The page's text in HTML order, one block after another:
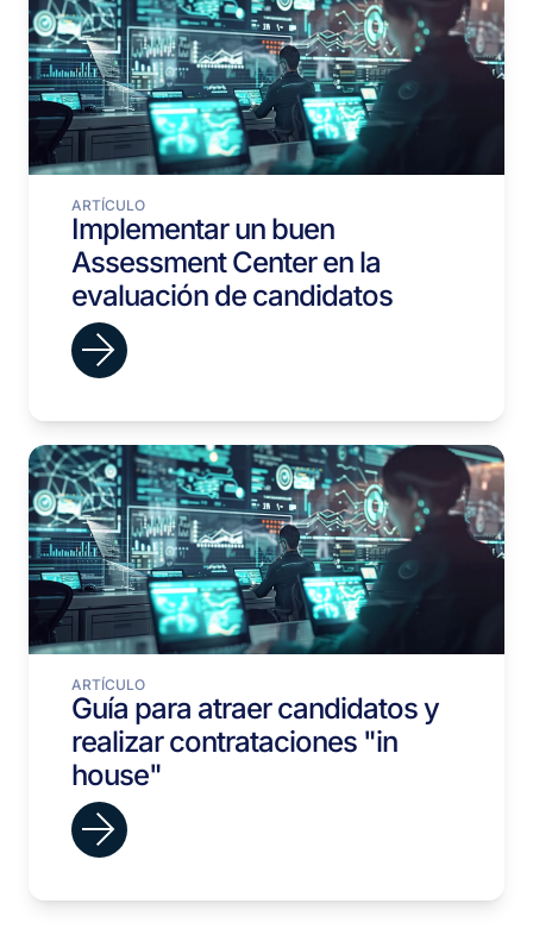
ARTÍCULO
Implementar un buen
Assessment Center en la
evaluación de candidatos
ARTÍCULO
Guía para atraer candidatos y
realizar contrataciones "in
house"